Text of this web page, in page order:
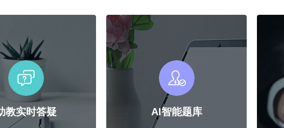
教实时答疑 AI智能题库